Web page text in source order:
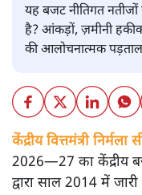
यह बजट नीतिगत नतीजों
है? आंकड़ों, ज़मीनी
की आलोचनात्मक
केंद्रीय वित्तमंत्री निर्मला
2026—27 का केंद्रीय
द्वारा साल 2014 में